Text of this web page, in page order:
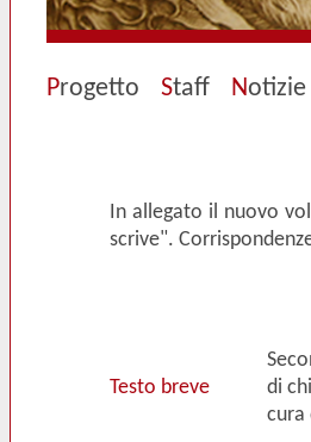
Progetto Staff Notizie
In allegato il nuovo
scrive".
Testo breve
di
cura